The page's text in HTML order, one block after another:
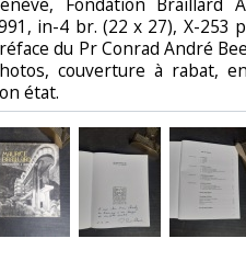
in-4 br. (22 x 27), X-253
du Pr Conrad André
couverture à rabat,
état.